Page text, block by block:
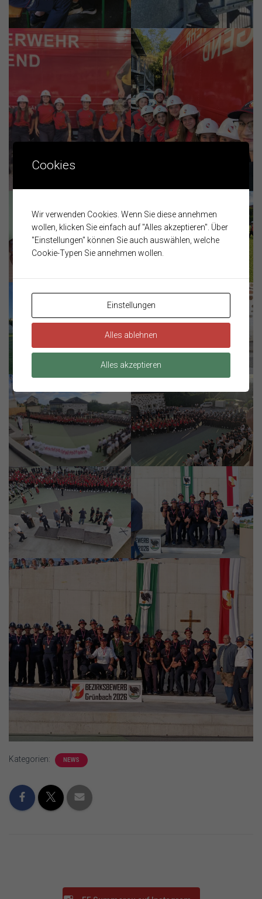
Kategorien: NEWS
Cookies
Wir verwenden Cookies. Wenn Sie diese annehmen
wollen, klicken Sie einfach auf "Alles akzeptieren". Über
"Einstellungen" können Sie auch auswählen, welche
Cookie-Typen Sie annehmen wollen.
Einstellungen
Alles ablehnen
Alles akzeptieren